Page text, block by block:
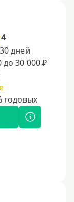
4
дней
до 30 000 ₽